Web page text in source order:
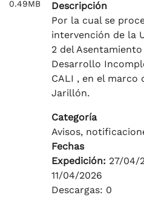
0.49MB
Descripción
Por la cual se
intervención de la
2 del
Desarrollo
CALI , en el marco
Jarillón.
Categoría
Avisos,
Fechas
Expedición: 27/04/
11/04/2026
Descargas: 0